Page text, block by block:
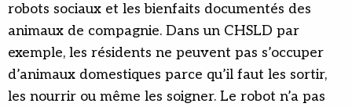
robots sociaux et les bienfaits documentés des
animaux de compagnie. Dans un CHSLD par
exemple, les résidents ne peuvent pas s’occuper
d’animaux domestiques parce qu’il faut les sortir,
les nourrir ou même les soigner. Le robot n’a pas